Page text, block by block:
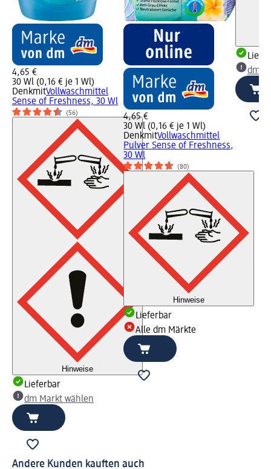
4,65 €
30 Wl (0,16 € je 1 Wl)
DenkmitVollwaschmittel
Sense of Freshness, 30 Wl
(56)
Hinweise
Lieferbar
dm Markt wählen
4,65 €
30 Wl (0,16 € je 1 Wl)
DenkmitVollwaschmittel
Pulver Sense of Freshness,
30 Wl
(80)
Hinweise
Lieferbar
Alle dm Märkte
dm
Andere Kunden kauften auch